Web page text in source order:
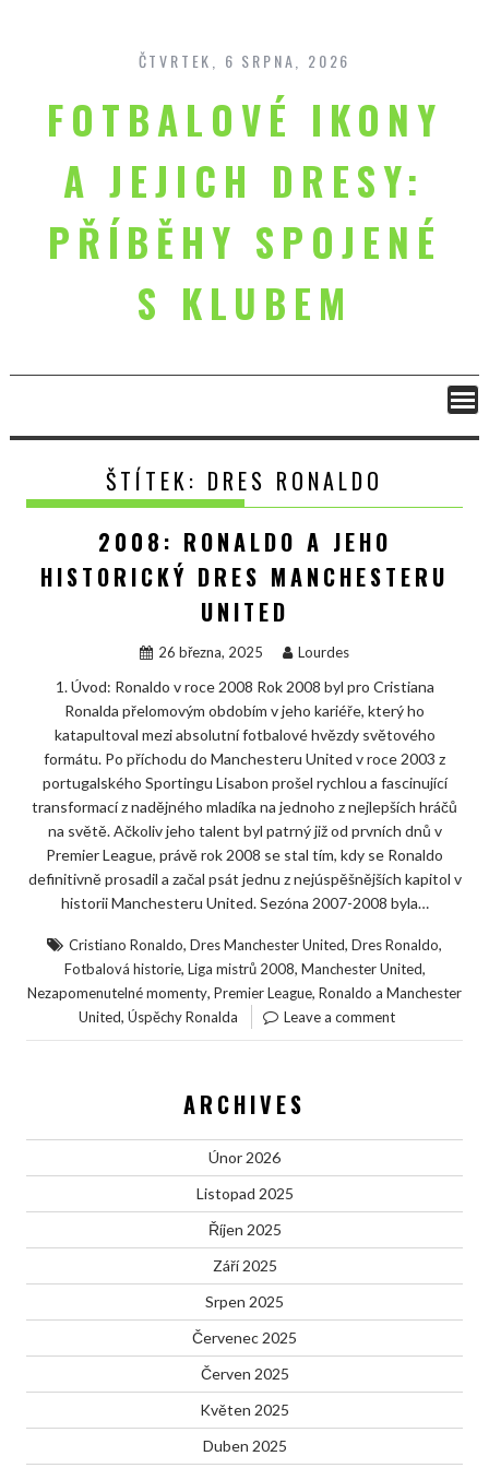
content
ČTVRTEK, 6 SRPNA, 2026
FOTBALOVÉ IKONY
A JEJICH DRESY:
PŘÍBĚHY SPOJENÉ
S KLUBEM
ŠTÍTEK: DRES RONALDO
2008: RONALDO A JEHO
HISTORICKÝ DRES MANCHESTERU
UNITED
26 března, 2025 Lourdes
1. Úvod: Ronaldo v roce 2008 Rok 2008 byl pro Cristiana
Ronalda přelomovým obdobím v jeho kariéře, který ho
katapultoval mezi absolutní fotbalové hvězdy světového
formátu. Po příchodu do Manchesteru United v roce 2003 z
portugalského Sportingu Lisabon prošel rychlou a fascinující
transformací z nadějného mladíka na jednoho z nejlepších hráčů
na světě. Ačkoliv jeho talent byl patrný již od prvních dnů v
Premier League, právě rok 2008 se stal tím, kdy se Ronaldo
definitivně prosadil a začal psát jednu z nejúspěšnějších kapitol v
historii Manchesteru United. Sezóna 2007-2008 byla…
Cristiano Ronaldo, Dres Manchester United, Dres Ronaldo,
Fotbalová historie, Liga mistrů 2008, Manchester United,
Nezapomenutelné momenty, Premier League, Ronaldo a Manchester
United, Úspěchy Ronalda Leave a comment
ARCHIVES
Únor 2026
Listopad 2025
Říjen 2025
Září 2025
Srpen 2025
Červenec 2025
Červen 2025
Květen 2025
Duben 2025